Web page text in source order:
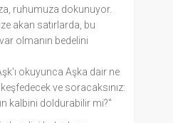
ruhumuza dokunuyor.
akan satırlarda, bu
olmanın bedelini
okuyunca Aşka dair ne
ve soracaksınız:
kalbini doldurabilir mi?"